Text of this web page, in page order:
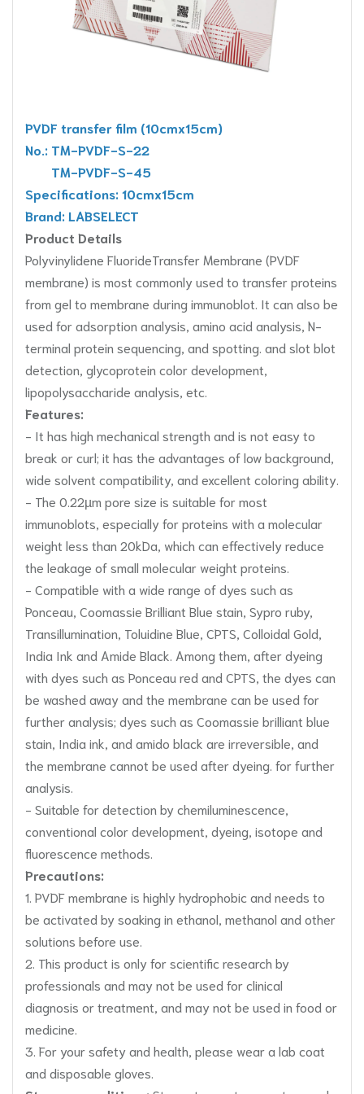
PVDF transfer film (10cmx15cm)
No.: TM-PVDF-S-22
TM-PVDF-S-45
Specifications: 10cmx15cm
Brand: LABSELECT
Product Details
Polyvinylidene FluorideTransfer Membrane (PVDF
membrane) is most commonly used to transfer proteins
from gel to membrane during immunoblot. It can also be
used for adsorption analysis, amino acid analysis, N-
terminal protein sequencing, and spotting. and slot blot
detection, glycoprotein color development,
lipopolysaccharide analysis, etc.
Features:
- It has high mechanical strength and is not easy to
break or curl; it has the advantages of low background,
wide solvent compatibility, and excellent coloring ability.
- The 0.22µm pore size is suitable for most
immunoblots, especially for proteins with a molecular
weight less than 20kDa, which can effectively reduce
the leakage of small molecular weight proteins.
- Compatible with a wide range of dyes such as
Ponceau, Coomassie Brilliant Blue stain, Sypro ruby,
Transillumination, Toluidine Blue, CPTS, Colloidal Gold,
India Ink and Amide Black. Among them, after dyeing
with dyes such as Ponceau red and CPTS, the dyes can
be washed away and the membrane can be used for
further analysis; dyes such as Coomassie brilliant blue
stain, India ink, and amido black are irreversible, and
the membrane cannot be used after dyeing. for further
analysis.
- Suitable for detection by chemiluminescence,
conventional color development, dyeing, isotope and
fluorescence methods.
Precautions:
1. PVDF membrane is highly hydrophobic and needs to
be activated by soaking in ethanol, methanol and other
solutions before use.
2. This product is only for scientific research by
professionals and may not be used for clinical
diagnosis or treatment, and may not be used in food or
medicine.
3. For your safety and health, please wear a lab coat
and disposable gloves.